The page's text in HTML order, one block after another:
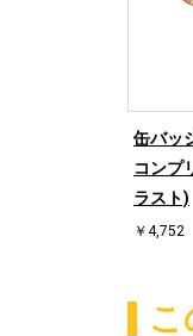
缶バッ
コンプ
ラスト)
￥4,752